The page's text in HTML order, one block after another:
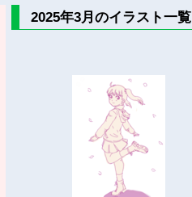
2025年3月のイラスト一覧